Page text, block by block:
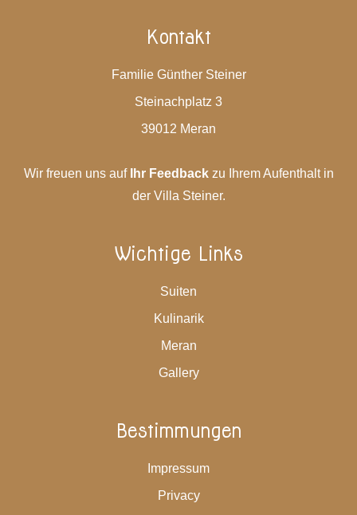
Kontakt
Familie Günther Steiner
Steinachplatz 3
39012 Meran
Wir freuen uns auf Ihr Feedbackzu Ihrem Aufenthalt in
der Villa Steiner.
Wichtige Links
Suiten
Kulinarik
Meran
Gallery
Bestimmungen
Impressum
Privacy